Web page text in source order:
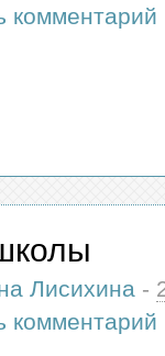
комментарий
Лисихина -
комментарий